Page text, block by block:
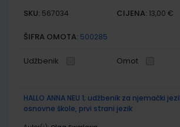
SKU: 567034 CIJENA: 13,00 €
ŠIFRA OMOTA: 500285
Udžbenik Omot
HALLO ANNA NEU 1; udžbenik za njemački
osnovne škole, prvi strani jezik